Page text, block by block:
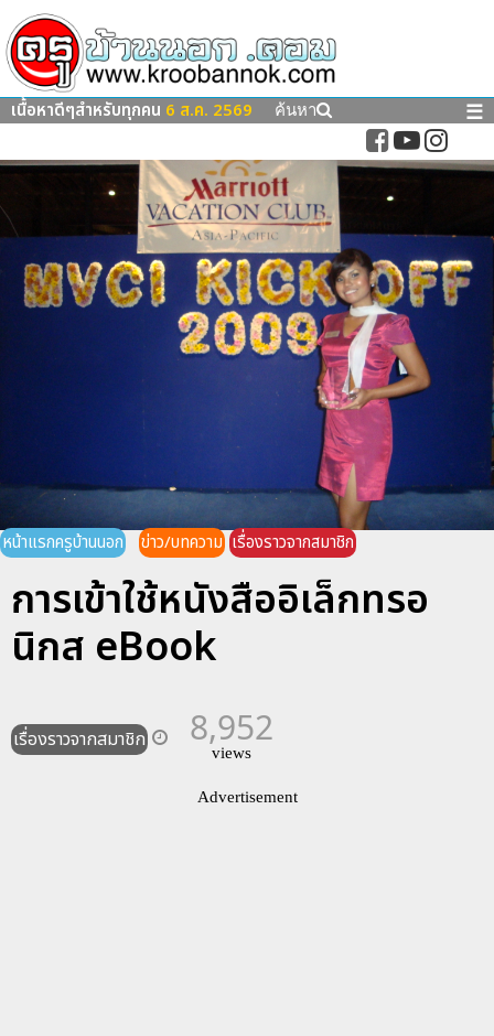
เนื้อหาดีๆสำหรับทุกคน 6 ส.ค. 2569 ค้นหา ☰
หน้าแรกครูบ้านนอก ข่าว/บทความ เรื่องราวจากสมาชิก
การเข้าใช้หนังสืออิเล็กทรอ
นิกส eBook
เรื่องราวจากสมาชิก 8,952
views
Advertisement